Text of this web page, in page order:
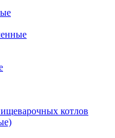
котлов